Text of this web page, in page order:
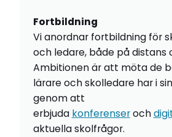
Fortbildning
Vi anordnar fortbildning för
och ledare, både på distans
Ambitionen är att möta de
lärare och skolledare har i
genom att
erbjuda konferenseroch
aktuella skolfrågor.